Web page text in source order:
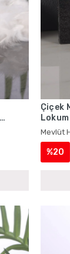
Çiçek
-
Mevlüt
%20